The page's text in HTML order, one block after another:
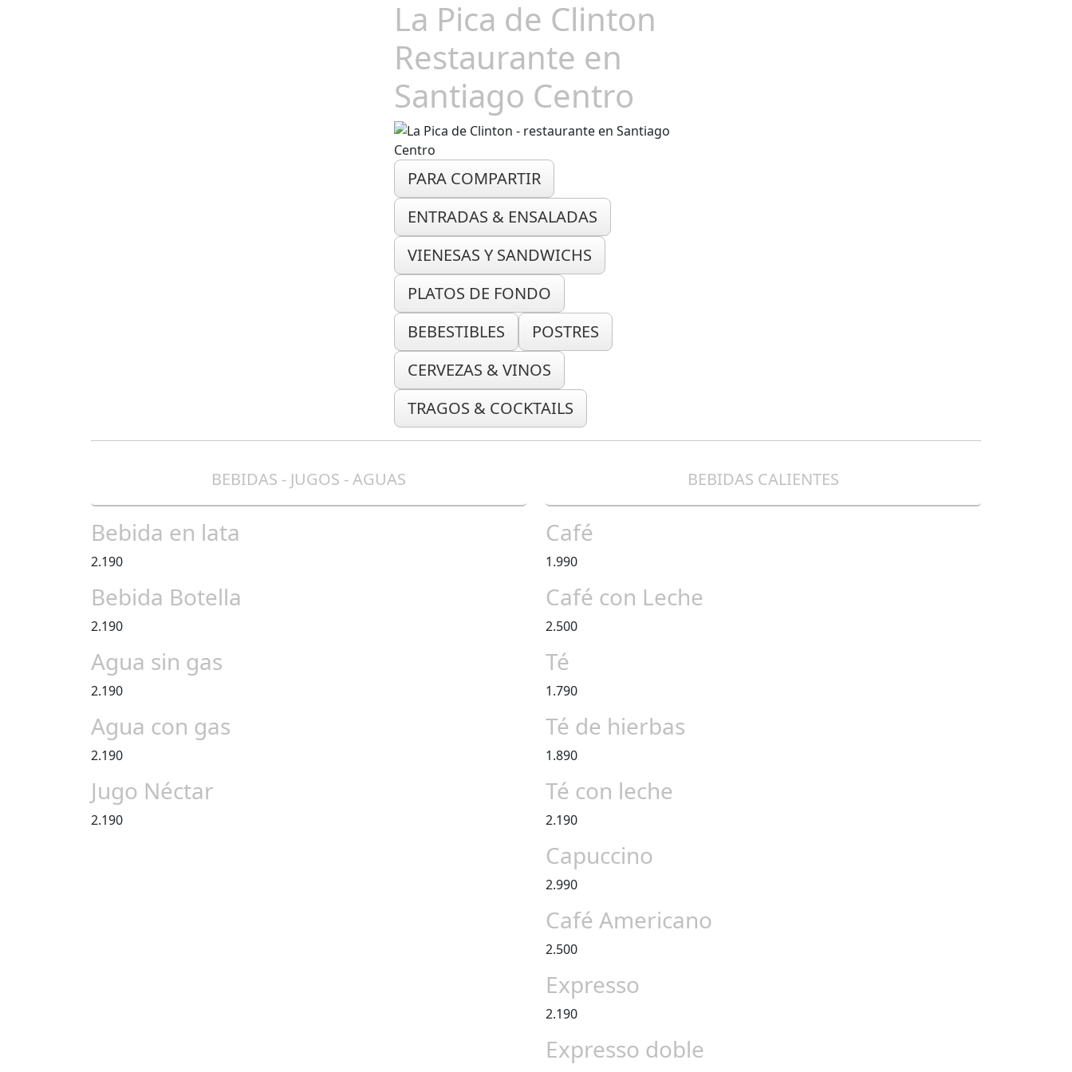
La Pica de Clinton
Restaurante en
Santiago Centro
PARA COMPARTIR
ENTRADAS & ENSALADAS
VIENESAS Y SANDWICHS
PLATOS DE FONDO
BEBESTIBLES
POSTRES
CERVEZAS & VINOS
TRAGOS & COCKTAILS
BEBIDAS - JUGOS - AGUAS
Bebida en lata
2.190
Bebida Botella
2.190
Agua sin gas
2.190
Agua con gas
2.190
Jugo Néctar
2.190
BEBIDAS CALIENTES
Café
1.990
Café con Leche
2.500
Té
1.790
Té de hierbas
1.890
Té con leche
2.190
Capuccino
2.990
Café Americano
2.500
Expresso
2.190
Expresso doble